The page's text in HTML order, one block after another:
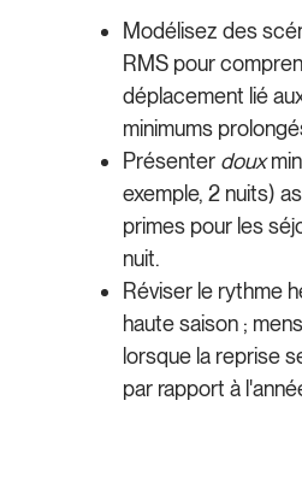
Modélisez des
RMS pour
déplacement lié
minimums
Présenter doux
exemple, 2 nuits)
primes pour les
nuit.
Réviser le rythme
haute saison ;
lorsque la reprise
par rapport à